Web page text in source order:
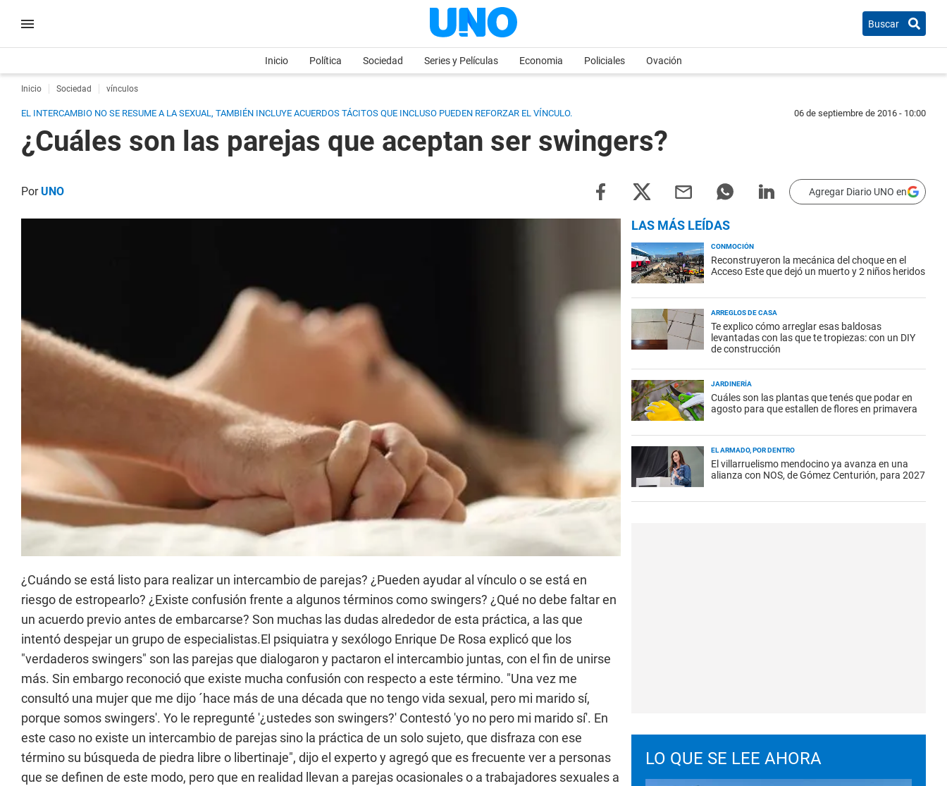
Buscar
Inicio Política Sociedad Series y Películas Economia Policiales Ovación
Inicio Sociedad vínculos
EL INTERCAMBIO NO SE RESUME A LA SEXUAL, TAMBIÉN INCLUYE ACUERDOS TÁCITOS QUE INCLUSO PUEDEN REFORZAR EL VÍNCULO. 06 de septiembre de 2016 - 10:00
¿Cuáles son las parejas que aceptan ser swingers?
PorUNO Agregar Diario UNO en
¿Cuándo se está listo para realizar un intercambio de parejas? ¿Pueden ayudar al vínculo o se está en
riesgo de estropearlo? ¿Existe confusión frente a algunos términos como swingers? ¿Qué no debe faltar en
un acuerdo previo antes de embarcarse? Son muchas las dudas alrededor de esta práctica, a las que
intentó despejar un grupo de especialistas.El psiquiatra y sexólogo Enrique De Rosa explicó que los
"verdaderos swingers" son las parejas que dialogaron y pactaron el intercambio juntas, con el fin de unirse
más. Sin embargo reconoció que existe mucha confusión con respecto a este término. "Una vez me
consultó una mujer que me dijo ´hace más de una década que no tengo vida sexual, pero mi marido sí,
porque somos swingers'. Yo le repregunté '¿ustedes son swingers?' Contestó 'yo no pero mi marido sí'. En
este caso no existe un intercambio de parejas sino la práctica de un solo sujeto, que disfraza con ese
término su búsqueda de piedra libre o libertinaje", dijo el experto y agregó que es frecuente ver a personas
que se definen de este modo, pero que en realidad llevan a parejas ocasionales o a trabajadores sexuales a
LAS MÁS LEÍDAS
CONMOCIÓN
Reconstruyeron la mecánica del choque en el
Acceso Este que dejó un muerto y 2 niños heridos
ARREGLOS DE CASA
Te explico cómo arreglar esas baldosas
levantadas con las que te tropiezas: con un DIY
de construcción
JARDINERÍA
Cuáles son las plantas que tenés que podar en
agosto para que estallen de flores en primavera
EL ARMADO, POR DENTRO
El villarruelismo mendocino ya avanza en una
alianza con NOS, de Gómez Centurión, para 2027
LO QUE SE LEE AHORA